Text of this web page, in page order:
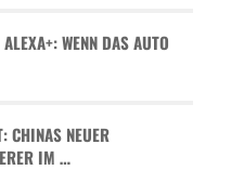
WENN DAS AUTO
CHINAS NEUER
IM …